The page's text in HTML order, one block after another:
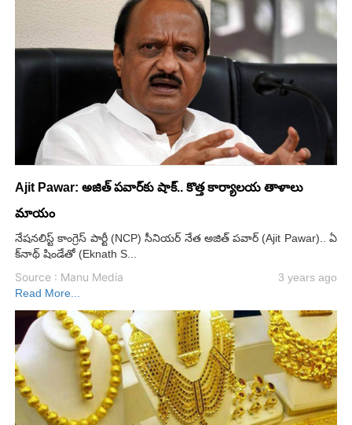
Ajit Pawar: అజిత్ పవార్‌కు షాక్.. కొత్త కార్యాలయ తాళాలు
మాయం
నేషనలిస్ట్ కాంగ్రెస్ పార్టీ (NCP) సీనియర్ నేత అజిత్ పవార్ (Ajit Pawar).. ఏ
క్‌నాథ్ షిండేతో (Eknath S...
Source : Manu Media
3 years ago
Read More...